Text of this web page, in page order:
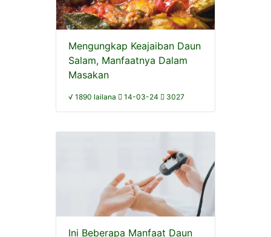
Mengungkap Keajaiban Daun
Salam, Manfaatnya Dalam
Masakan
√ 1890 lailana 14-03-24 3027
Ini Beberapa Manfaat Daun